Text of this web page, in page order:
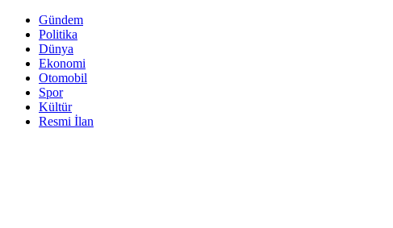
Gündem
Politika
Dünya
Ekonomi
Otomobil
Spor
Kültür
Resmi İlan